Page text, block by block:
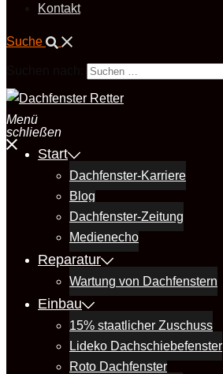
Kontakt
Suche
Menü
schließen
Start
Dachfenster-Karriere
Blog
Dachfenster-Zeitung
Medienecho
Reparatur
Wartung von Dachfenstern
Einbau
15% staatlicher Zuschuss
Lideko Dachschiebefenster
Roto Dachfenster